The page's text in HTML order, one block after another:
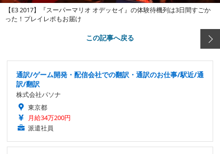
【E3 2017】『スーパーマリオ オデッセイ』の体験待機列は3日間すごか
った！プレイレポもお届け
この記事へ戻る
通訳/ゲーム開発・配信会社での翻訳・通訳のお仕事/駅近/通
訳/翻訳
株式会社パソナ
東京都
月給34万200円
派遣社員